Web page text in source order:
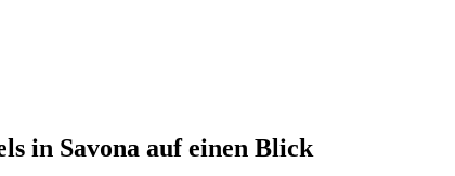
in Savona auf einen Blick